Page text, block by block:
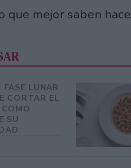
que mejor saben
FASE LUNAR
CORTAR EL
COMO
SU